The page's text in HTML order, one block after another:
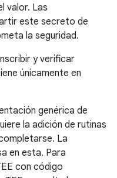
valor. Las
este secreto de
la seguridad.
y verificar
únicamente en
genérica de
la adición de rutinas
La
en esta. Para
con código